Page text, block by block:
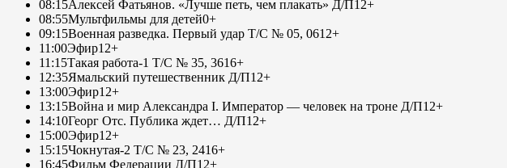
08:15Алексей Фатьянов. «Лучше петь, чем плакать» Д/П12+
08:55Мультфильмы для детей0+
09:15Военная разведка. Первый удар Т/С № 05, 0612+
11:00Эфир12+
11:15Такая работа-1 Т/С № 35, 3616+
12:35Ямальский путешественник Д/П12+
13:00Эфир12+
13:15Война и мир Александра I. Император — человек на троне Д/П12+
14:10Георг Отс. Публика ждет… Д/П12+
15:00Эфир12+
15:15Чокнутая-2 Т/С № 23, 2416+
16:45Фильм Федерации Д/П12+